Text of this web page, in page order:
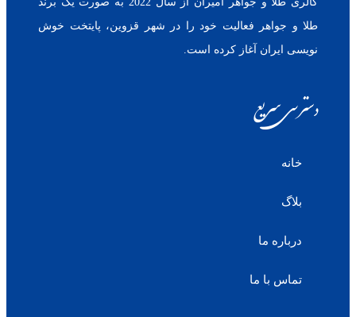
طلا و جواهر فعالیت خود را در شهر قزوین، پایتخت خوش
نویسی ایران آغاز کرده است.
دسترسی سریع
خانه
بلاگ
درباره ما
تماس با ما